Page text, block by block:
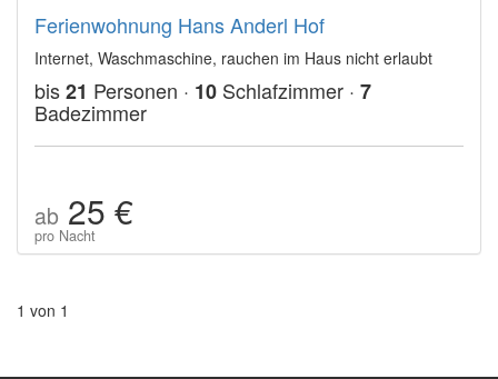
Ferienwohnung Hans Anderl Hof
Internet, Waschmaschine, rauchen im Haus nicht erlaubt
bis21 Personen · 10 Schlafzimmer · 7
Badezimmer
ab 25 €
pro Nacht
1 von 1